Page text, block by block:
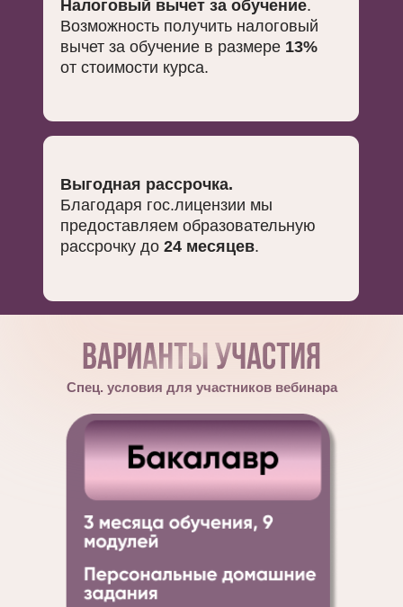
Выгодная рассрочка.
Благодаря гос.лицензии мы
предоставляем образовательную
рассрочку до 24 месяцев.
Налоговый вычет за обучение.
Возможность получить налоговый
вычет за обучение в размере 13%
от стоимости курса.
Спец. условия для участников вебинара